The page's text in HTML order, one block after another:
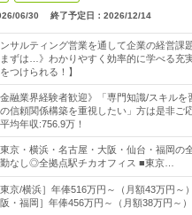
06/30 終了予定日： 2026/12/14
ンサルティング営業を通して企業の経営課
まずは…》わかりやすく効率的に学べる充
つけられる！】
金融業界経験者歓迎》「専門知識/スキル
の信頼関係構築を重視したい」方は是非ご
均年収:756.9万！
東京・横浜・名古屋・大阪・仙台・福岡
なし◎全拠点駅チカオフィス ■東京…
東京/横浜］年俸516万円～（月額43万円～
・福岡］年俸456万円～（月額38万円～